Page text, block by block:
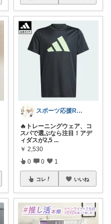
スポーツ応援ROOM
🔥トレーニングウェア、コ
スパで選ぶなら注目！アデ
ィダスが2,5 ...
￥ 2,530
0 0 1
コレ いいね